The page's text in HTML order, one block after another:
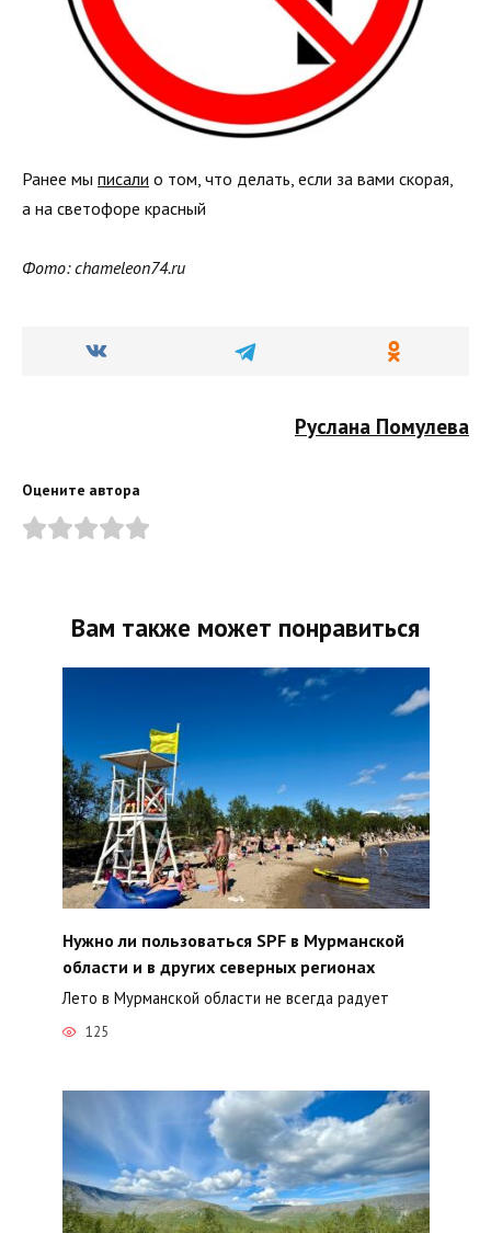
Ранее мы писали о том, что делать, если за вами скорая,
а на светофоре красный
Фото: chameleon74.ru
Руслана Помулева
Оцените автора
Вам также может понравиться
Нужно ли пользоваться SPF в Мурманской
области и в других северных регионах
Лето в Мурманской области не всегда радует
125